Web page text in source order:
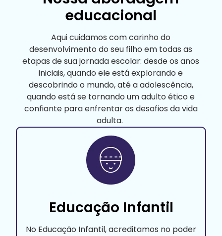
educacional
Aqui cuidamos com carinho do
desenvolvimento do seu filho em todas as
etapas de sua jornada escolar: desde os anos
iniciais, quando ele está explorando e
descobrindo o mundo, até a adolescência,
quando está se tornando um adulto ético e
confiante para enfrentar os desafios da vida
adulta.
Educação Infantil
No Educação Infantil, acreditamos no poder